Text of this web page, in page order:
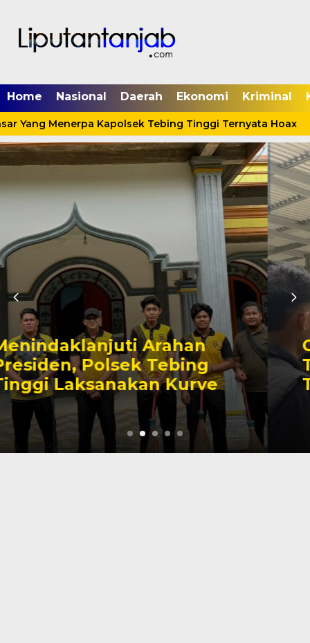
Home Nasional Daerah Ekonomi Kriminal
Yang Menerpa Kapolsek Tebing Tinggi Ternyata Hoax
Cinta Ditolak, Seorang Pria
Tewas Gantung Diri Di
Tanjab Barat